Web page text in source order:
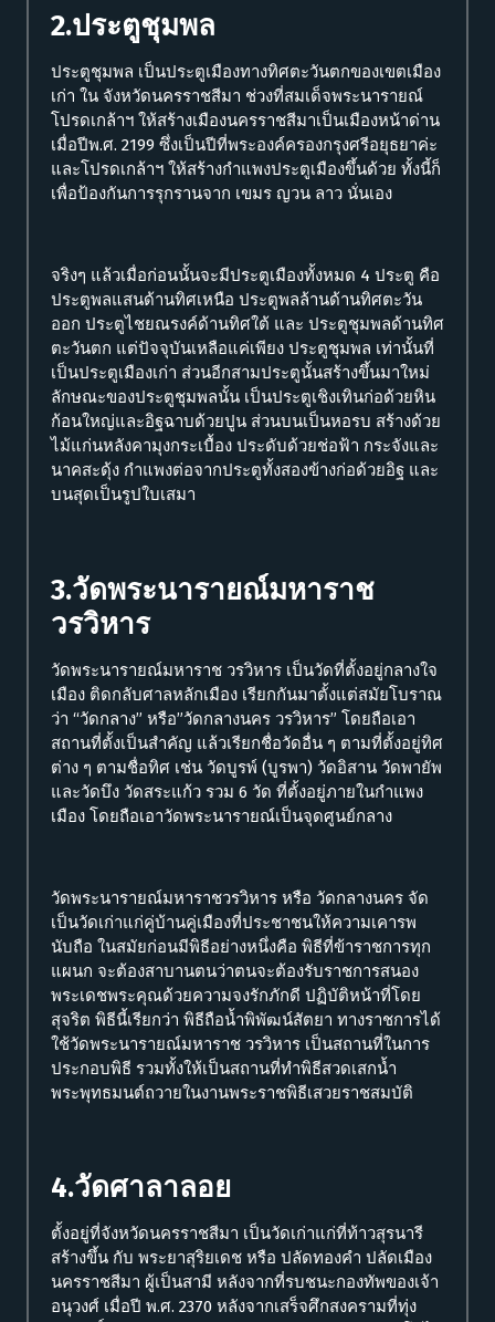
2.ประตูชุมพล
ประตูชุมพล เป็นประตูเมืองทางทิศตะวันตกของเขตเมือง
เก่า ใน จังหวัดนครราชสีมา ช่วงที่สมเด็จพระนารายณ์
โปรดเกล้าฯ ให้สร้างเมืองนครราชสีมาเป็นเมืองหน้าด่าน
เมื่อปีพ.ศ. 2199 ซึ่งเป็นปีที่พระองค์ครองกรุงศรีอยุธยาค่ะ
และโปรดเกล้าฯ ให้สร้างกำแพงประตูเมืองขึ้นด้วย ทั้งนี้ก็
เพื่อป้องกันการรุกรานจาก เขมร ญวน ลาว นั่นเอง
จริงๆ แล้วเมื่อก่อนนั้นจะมีประตูเมืองทั้งหมด 4 ประตู คือ
ประตูพลแสนด้านทิศเหนือ ประตูพลล้านด้านทิศตะวัน
ออก ประตูไชยณรงค์ด้านทิศใต้ และ ประตูชุมพลด้านทิศ
ตะวันตก แต่ปัจจุบันเหลือแค่เพียง ประตูชุมพล เท่านั้นที่
เป็นประตูเมืองเก่า ส่วนอีกสามประตูนั้นสร้างขึ้นมาใหม่
ลักษณะของประตูชุมพลนั้น เป็นประตูเชิงเทินก่อด้วยหิน
ก้อนใหญ่และอิฐฉาบด้วยปูน ส่วนบนเป็นหอรบ สร้างด้วย
ไม้แก่นหลังคามุงกระเบื้อง ประดับด้วยช่อฟ้า กระจังและ
นาคสะดุ้ง กำแพงต่อจากประตูทั้งสองข้างก่อด้วยอิฐ และ
บนสุดเป็นรูปใบเสมา
3.วัดพระนารายณ์มหาราช
วรวิหาร
วัดพระนารายณ์มหาราช วรวิหาร เป็นวัดที่ตั้งอยู่กลางใจ
เมือง ติดกลับศาลหลักเมือง เรียกกันมาตั้งแต่สมัยโบราณ
ว่า “วัดกลาง” หรือ”วัดกลางนคร วรวิหาร” โดยถือเอา
สถานที่ตั้งเป็นสำคัญ แล้วเรียกชื่อวัดอื่น ๆ ตามที่ตั้งอยู่ทิศ
ต่าง ๆ ตามชื่อทิศ เช่น วัดบูรพ์ (บูรพา) วัดอิสาน วัดพายัพ
และวัดบึง วัดสระแก้ว รวม 6 วัด ที่ตั้งอยู่ภายในกำแพง
เมือง โดยถือเอาวัดพระนารายณ์เป็นจุดศูนย์กลาง
วัดพระนารายณ์มหาราชวรวิหาร หรือ วัดกลางนคร จัด
เป็นวัดเก่าแก่คู่บ้านคู่เมืองที่ประชาชนให้ความเคารพ
นับถือ ในสมัยก่อนมีพิธีอย่างหนึ่งคือ พิธีที่ข้าราชการทุก
แผนก จะต้องสาบานตนว่าตนจะต้องรับราชการสนอง
พระเดชพระคุณด้วยความจงรักภักดี ปฏิบัติหน้าที่โดย
สุจริต พิธีนี้เรียกว่า พิธีถือน้ำพิพัฒน์สัตยา ทางราชการได้
ใช้วัดพระนารายณ์มหาราช วรวิหาร เป็นสถานที่ในการ
ประกอบพิธี รวมทั้งให้เป็นสถานที่ทำพิธีสวดเสกน้ำ
พระพุทธมนต์ถวายในงานพระราชพิธีเสวยราชสมบัติ
4.วัดศาลาลอย
ตั้งอยู่ที่จังหวัดนครราชสีมา เป็นวัดเก่าแก่ที่ท้าวสุรนารี
สร้างขึ้น กับ พระยาสุริยเดช หรือ ปลัดทองคำ ปลัดเมือง
นครราชสีมา ผู้เป็นสามี หลังจากที่รบชนะกองทัพของเจ้า
อนุวงศ์ เมื่อปี พ.ศ. 2370 หลังจากเสร็จศึกสงครามที่ทุ่ง